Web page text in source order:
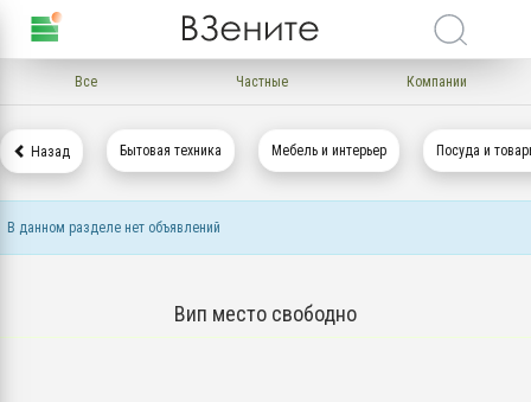
Все Частные Компании
Назад Бытовая техника Мебель и интерьер Посуда и
В данном разделе нет объявлений
Вип место свободно